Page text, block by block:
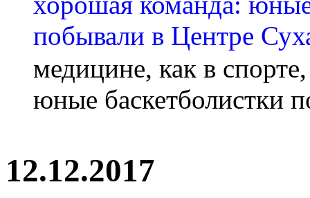
медицине, как в
юные баскетболистки
12.12.2017